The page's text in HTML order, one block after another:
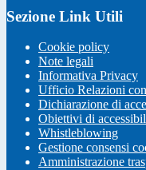
Sezione Link Utili
Cookie policy
Note legali
Informativa Privacy
Ufficio Relazioni
Dichiarazione di
Obiettivi di
Whistleblowing
Gestione consensi
Amministrazione